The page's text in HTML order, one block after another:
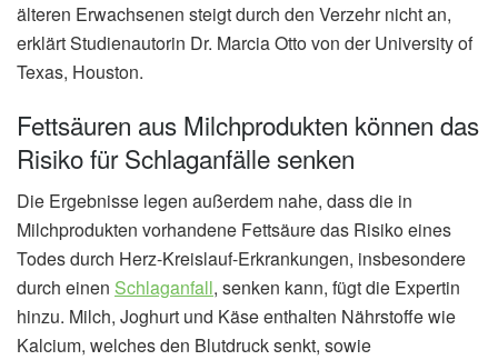
älteren Erwachsenen steigt durch den Verzehr nicht an,
erklärt Studienautorin Dr. Marcia Otto von der University of
Texas, Houston.
Fettsäuren aus Milchprodukten können das
Risiko für Schlaganfälle senken
Die Ergebnisse legen außerdem nahe, dass die in
Milchprodukten vorhandene Fettsäure das Risiko eines
Todes durch Herz-Kreislauf-Erkrankungen, insbesondere
durch einen Schlaganfall, senken kann, fügt die Expertin
hinzu. Milch, Joghurt und Käse enthalten Nährstoffe wie
Kalcium, welches den Blutdruck senkt, sowie